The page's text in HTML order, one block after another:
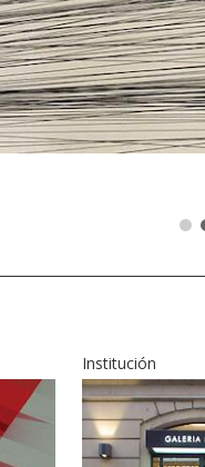
Institución